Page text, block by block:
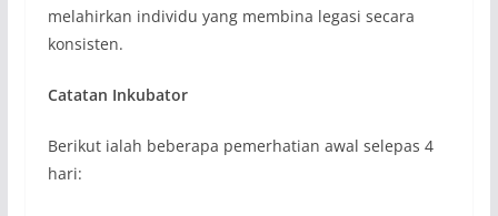
melahirkan individu yang membina legasi secara
konsisten.
Catatan Inkubator
Berikut ialah beberapa pemerhatian awal selepas 4
hari: